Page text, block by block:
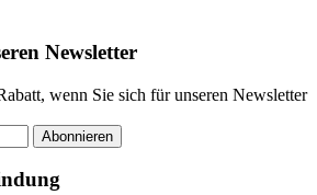
Newsletter
wenn Sie sich für unseren Newsletter
Abonnieren